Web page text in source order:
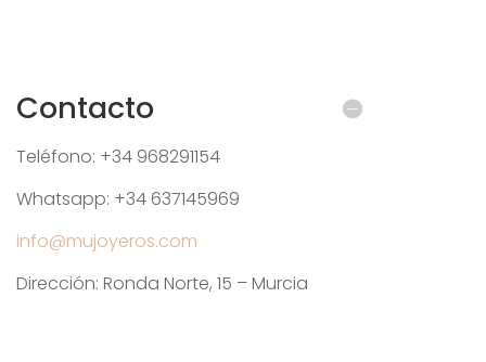
Contacto
Teléfono: +34 968291154
Whatsapp: +34 637145969
info@mujoyeros.com
Dirección: Ronda Norte, 15 – Murcia